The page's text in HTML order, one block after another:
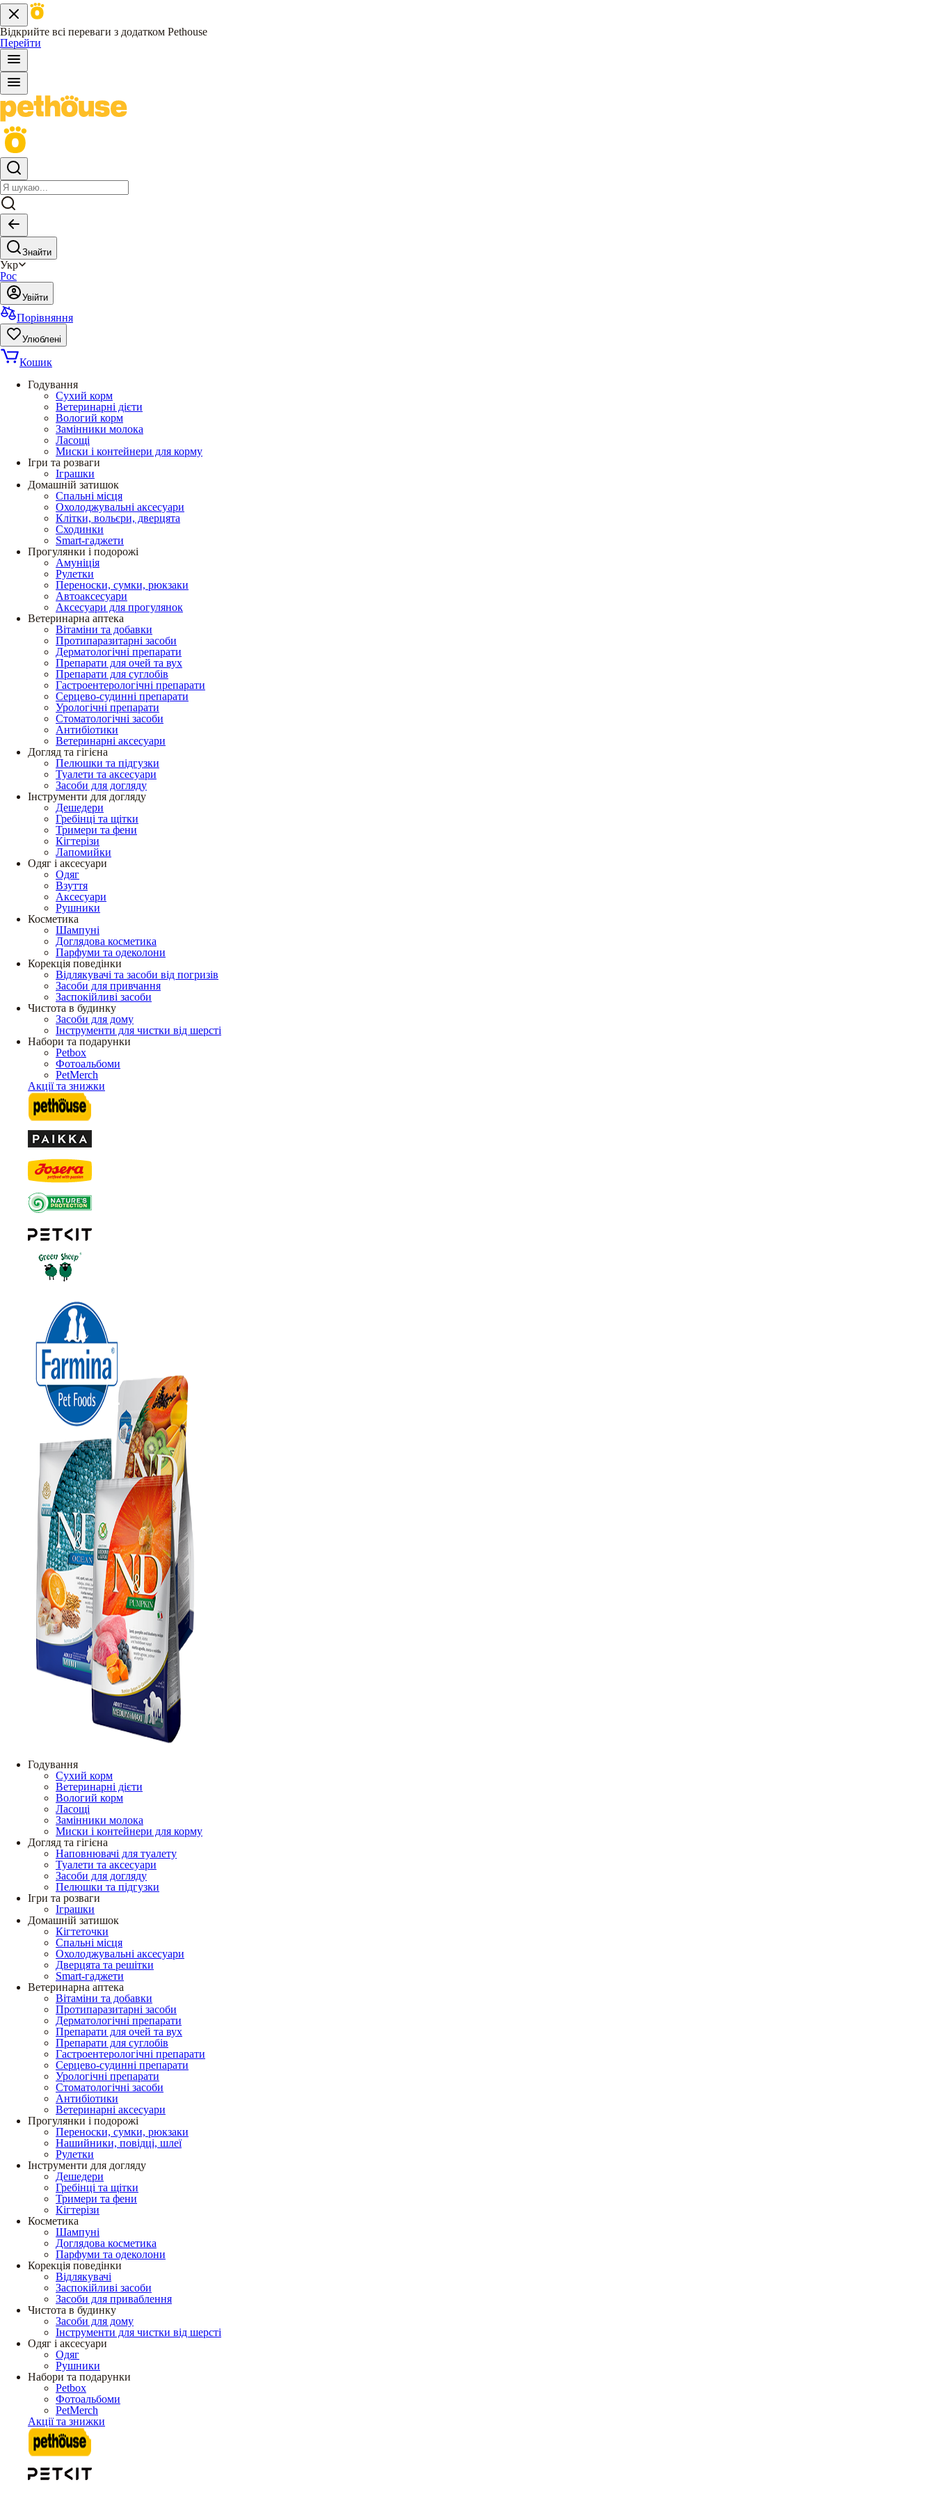
Відкрийте всі переваги з додатком Pethouse
Перейти
Знайти
Укр
Рос
Увійти
Порівняння
Улюблені
Кошик
Годування
Сухий корм
Ветеринарні дієти
Вологий корм
Замінники молока
Ласощі
Миски і контейнери для корму
Ігри та розваги
Іграшки
Домашній затишок
Спальні місця
Охолоджувальні аксесуари
Клітки, вольєри, дверцята
Сходинки
Smart-гаджети
Прогулянки і подорожі
Амуніція
Рулетки
Переноски, сумки, рюкзаки
Автоаксесуари
Аксесуари для прогулянок
Ветеринарна аптека
Вітаміни та добавки
Протипаразитарні засоби
Дерматологічні препарати
Препарати для очей та вух
Препарати для суглобів
Гастроентерологічні препарати
Серцево-судинні препарати
Урологічні препарати
Стоматологічні засоби
Антибіотики
Ветеринарні аксесуари
Догляд та гігієна
Пелюшки та підгузки
Туалети та аксесуари
Засоби для догляду
Інструменти для догляду
Дешедери
Гребінці та щітки
Тримери та фени
Кігтерізи
Лапомийки
Одяг і аксесуари
Одяг
Взуття
Аксесуари
Рушники
Косметика
Шампуні
Доглядова косметика
Парфуми та одеколони
Корекція поведінки
Відлякувачі та засоби від погризів
Засоби для привчання
Заспокійливі засоби
Чистота в будинку
Засоби для дому
Інструменти для чистки від шерсті
Набори та подарунки
Petbox
Фотоальбоми
PetMerch
Акції та знижки
Годування
Сухий корм
Ветеринарні дієти
Вологий корм
Ласощі
Замінники молока
Миски і контейнери для корму
Догляд та гігієна
Наповнювачі для туалету
Туалети та аксесуари
Засоби для догляду
Пелюшки та підгузки
Ігри та розваги
Іграшки
Домашній затишок
Кігтеточки
Спальні місця
Охолоджувальні аксесуари
Дверцята та решітки
Smart-гаджети
Ветеринарна аптека
Вітаміни та добавки
Протипаразитарні засоби
Дерматологічні препарати
Препарати для очей та вух
Препарати для суглобів
Гастроентерологічні препарати
Серцево-судинні препарати
Урологічні препарати
Стоматологічні засоби
Антибіотики
Ветеринарні аксесуари
Прогулянки і подорожі
Переноски, сумки, рюкзаки
Нашийники, повідці, шлеї
Рулетки
Інструменти для догляду
Дешедери
Гребінці та щітки
Тримери та фени
Кігтерізи
Косметика
Шампуні
Доглядова косметика
Парфуми та одеколони
Корекція поведінки
Відлякувачі
Заспокійливі засоби
Засоби для приваблення
Чистота в будинку
Засоби для дому
Інструменти для чистки від шерсті
Одяг і аксесуари
Одяг
Рушники
Набори та подарунки
Petbox
Фотоальбоми
PetMerch
Акції та знижки